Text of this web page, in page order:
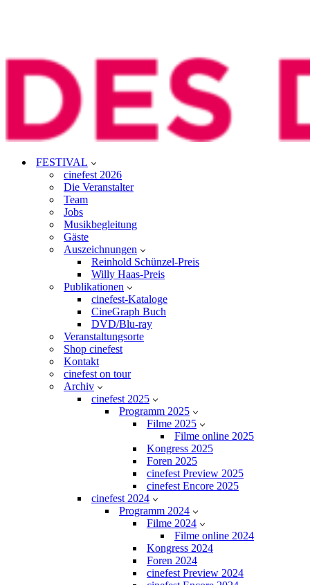
FESTIVAL
cinefest 2026
Die Veranstalter
Team
Jobs
Musikbegleitung
Gäste
Auszeichnungen
Reinhold Schünzel-Preis
Willy Haas-Preis
Publikationen
cinefest-Kataloge
CineGraph Buch
DVD/Blu-ray
Veranstaltungsorte
Shop cinefest
Kontakt
cinefest on tour
Archiv
cinefest 2025
Programm 2025
Filme 2025
Filme online 2025
Kongress 2025
Foren 2025
cinefest Preview 2025
cinefest Encore 2025
cinefest 2024
Programm 2024
Filme 2024
Filme online 2024
Kongress 2024
Foren 2024
cinefest Preview 2024